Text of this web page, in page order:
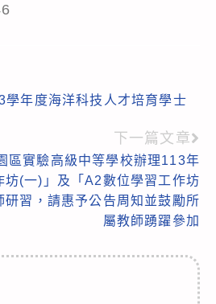
學年度海洋科技人才培育學士
下一篇文章
區實驗高級中等學校辦理113年
坊(一)」及「A2數位學習工作坊
研習，請惠予公告周知並鼓勵所
屬教師踴躍參加